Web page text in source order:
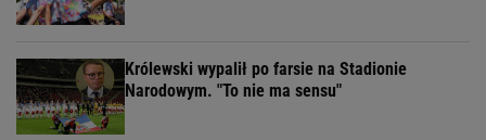
Królewski wypalił po farsie na Stadionie
Narodowym. "To nie ma sensu"